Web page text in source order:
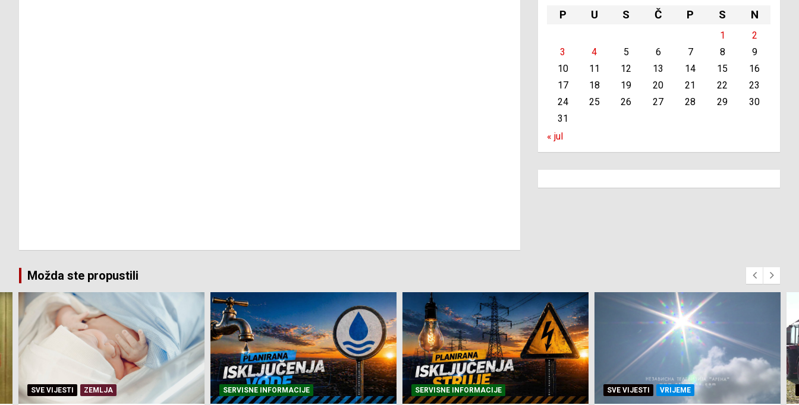
P U S Č P S N
1
2
3
4 5 6 7 8
9
10
11 12 13 14 15
16
17
18 19 20 21 22
23
24
25 26 27 28 29
30
31
« jul
Možda ste propustili
SERVISNE INFORMACIJE SERVISNE INFORMACIJE SVE VIJESTI VRIJEME SVE VIJESTI ZEMLJA